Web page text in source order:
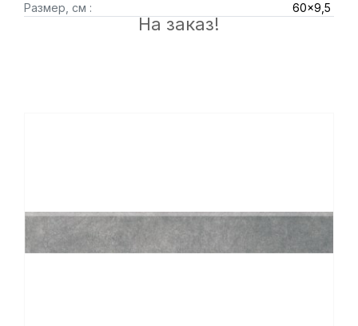
Размер, см :
60x9,5
На заказ!